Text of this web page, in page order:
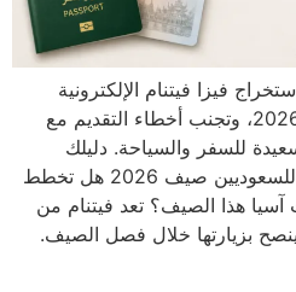
فيزا فيتنام الإلكترونية
للمواطنين السعوديين لصيف 2026، وتجنب أخطاء التقديم مع
للسفر والسياحة. دليلك
الشامل لاستخراج فيزا فيتنام للسعوديين صيف 2026 هل تخطط
هذا الصيف؟ تعد فيتنام من
بزيارتها خلال فصل الصيف.